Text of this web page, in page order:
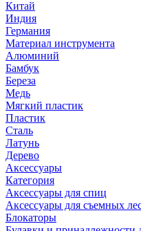
Китай
Индия
Германия
Материал инструмента
Алюминий
Бамбук
Береза
Медь
Мягкий пластик
Пластик
Сталь
Латунь
Дерево
Аксессуары
Категория
Аксессуары для спиц
Аксессуары для съемных
Блокаторы